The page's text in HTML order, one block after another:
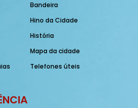
Bandeira
Hino da Cidade
História
Mapa da cidade
Telefones úteis